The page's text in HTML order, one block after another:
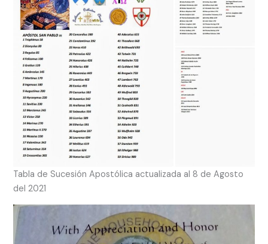
Tabla de Sucesión Apostólica actualizada al 8 de Agosto
del 2021